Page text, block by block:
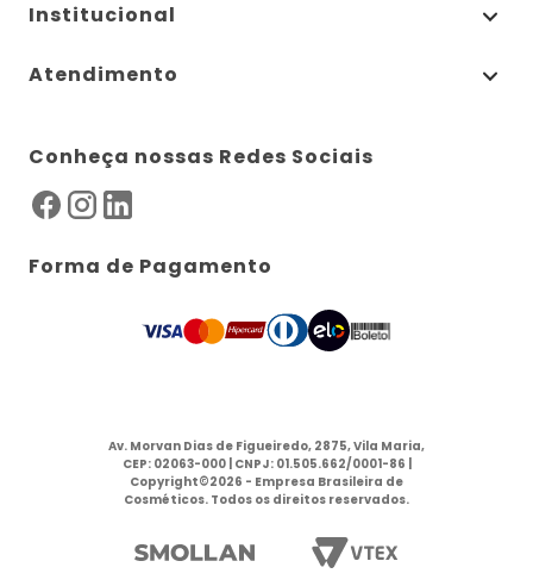
Institucional
Atendimento
Conheça nossas Redes Sociais
Forma de Pagamento
Av. Morvan Dias de Figueiredo, 2875, Vila Maria,
CEP: 02063-000 | CNPJ: 01.505.662/0001-86 |
Copyright©2026 - Empresa Brasileira de
Cosméticos. Todos os direitos reservados.